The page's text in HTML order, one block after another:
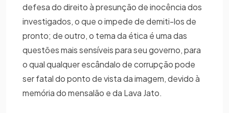
defesa do direito à presunção de inocência dos
investigados, o que o impede de demiti-los de
pronto; de outro, o tema da ética é uma das
questões mais sensíveis para seu governo, para
o qual qualquer escândalo de corrupção pode
ser fatal do ponto de vista da imagem, devido à
memória do mensalão e da Lava Jato.